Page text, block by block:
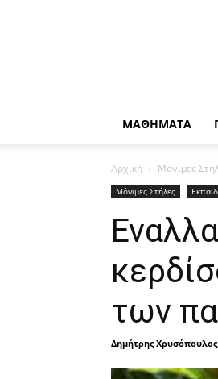
ΜΑΘΗΜΑΤΑ
Αρχική Μόνιμες
Μόνιμες Στήλες
των
Δημήτρης Χρυσόπουλος